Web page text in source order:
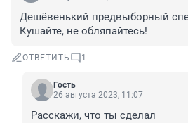
Дешёвенький предвыборный
Кушайте, не обляпайтесь!
ОТВЕТИТЬ 1
Гость
26 августа 2023, 11:07
Расскажи, что ты сделал